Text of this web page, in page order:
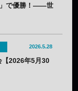
で優勝！——世
2026.5.28
【2026年5月30